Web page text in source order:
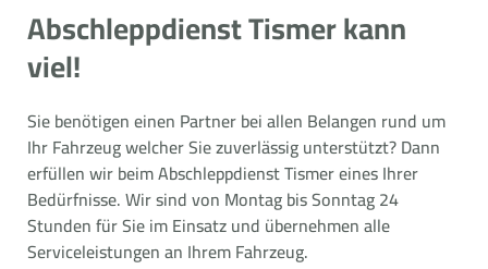
Abschleppdienst Tismer kann
viel!
Sie benötigen einen Partner bei allen Belangen rund um
Ihr Fahrzeug welcher Sie zuverlässig unterstützt? Dann
erfüllen wir beim Abschleppdienst Tismer eines Ihrer
Bedürfnisse. Wir sind von Montag bis Sonntag 24
Stunden für Sie im Einsatz und übernehmen alle
Serviceleistungen an Ihrem Fahrzeug.